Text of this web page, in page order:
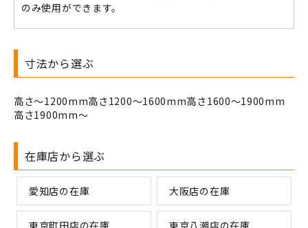
のみ使用ができます。
寸法から選ぶ
高さ～1200mm高さ1200～1600mm高さ1600～1900mm
高さ1900mm～
在庫店から選ぶ
愛知店の在庫 大阪店の在庫